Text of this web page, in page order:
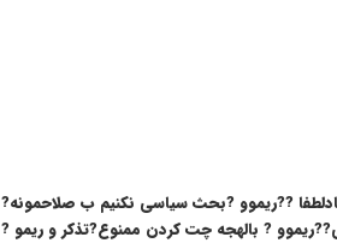
?فحاشی ودعوا??ریموو ?زیر۲۰سال نیادلطفا ??ریموو ?بحث سیاسی نکنیم ب صلاحمونه?
? بالهجه چت کردن ممنوع?تذکر و ریمو ?